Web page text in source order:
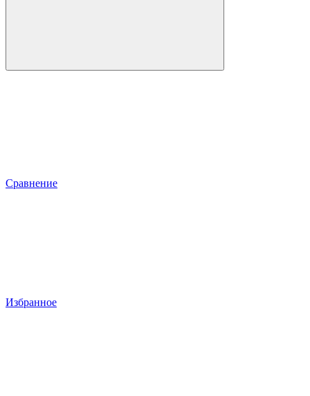
Сравнение
Избранное